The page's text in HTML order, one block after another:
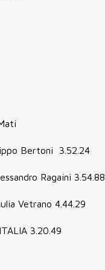
Bertoni 3.52.24
Ragaini 3.54.88
Vetrano 4.44.29
3.20.49